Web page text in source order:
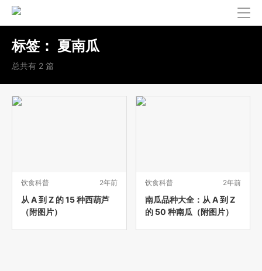
标签： 夏南瓜
总共有 2 篇
饮食科普 2年前
从 A 到 Z 的 15 种西葫芦
（附图片）
饮食科普 2年前
南瓜品种大全：从 A 到 Z
的 50 种南瓜（附图片）